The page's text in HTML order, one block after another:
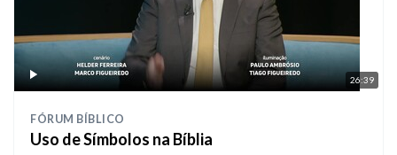
26:39
FÓRUM BÍBLICO
Uso de Símbolos na Bíblia